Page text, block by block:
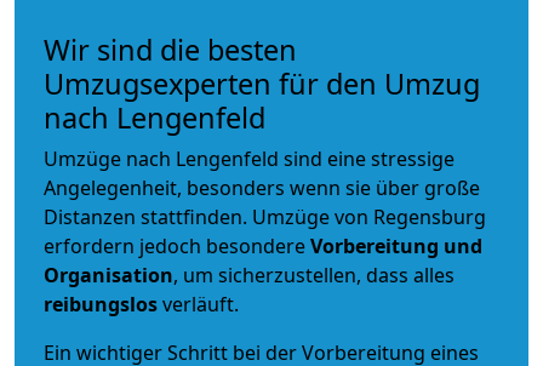
Wir sind die besten
Umzugsexperten für den Umzug
nach Lengenfeld
Umzüge nach Lengenfeld sind eine stressige
Angelegenheit, besonders wenn sie über große
Distanzen stattfinden. Umzüge von Regensburg
erfordern jedoch besondereVorbereitung und
Organisation, um sicherzustellen, dass alles
reibungslosverläuft.
Ein wichtiger Schritt bei der Vorbereitung eines